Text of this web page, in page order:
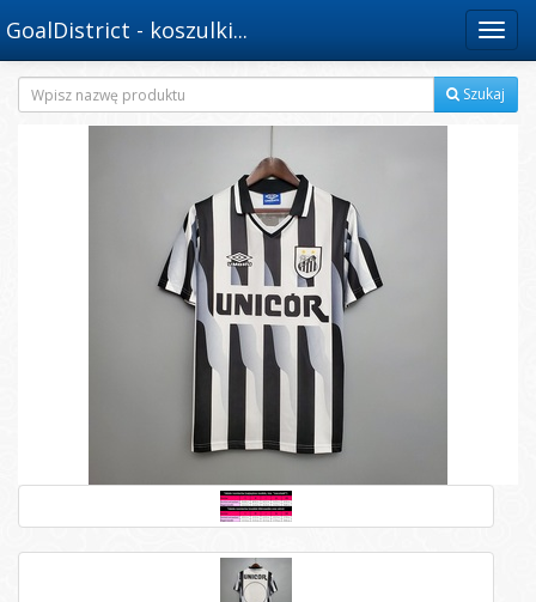
Menu
GoalDistrict - koszulki...
Szukaj